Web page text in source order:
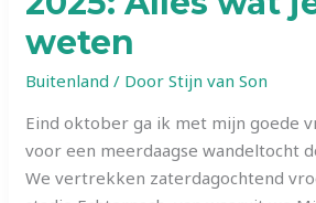
moet
weten
weten
Buitenland / DoorStijn van Son
Eind oktober ga ik met mijn goede
voor een meerdaagse wandeltocht
We vertrekken zaterdagochtend